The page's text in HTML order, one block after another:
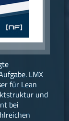
LMX
für Lean
und
bei